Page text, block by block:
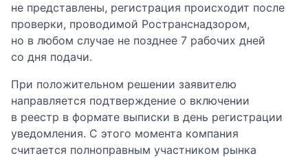
не представлены, регистрация происходит после
проверки, проводимой Ространснадзором,
но в любом случае не позднее 7 рабочих дней
со дня подачи.
При положительном решении заявителю
направляется подтверждение о включении
в реестр в формате выписки в день регистрации
уведомления. С этого момента компания
считается полноправным участником рынка